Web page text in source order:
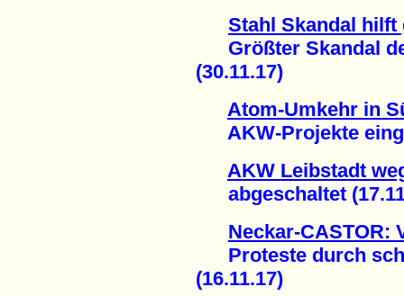
Stahl Skandal hilft
Größter Skandal
(30.11.17)
Atom-Umkehr in
AKW-Projekte
AKW Leibstadt
abgeschaltet
Neckar-CASTOR:
Proteste durch
(16.11.17)